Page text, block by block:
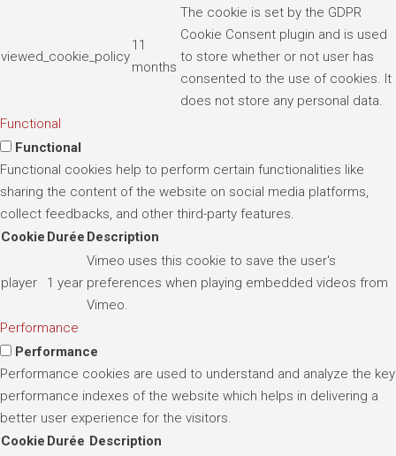
viewed_cookie_policy
11
months
The cookie is set by the GDPR
Cookie Consent plugin and is used
to store whether or not user has
consented to the use of cookies. It
does not store any personal data.
Functional
Functional
Functional cookies help to perform certain functionalities like
sharing the content of the website on social media platforms,
collect feedbacks, and other third-party features.
Cookie Durée Description
player 1 year
Vimeo uses this cookie to save the user's
preferences when playing embedded videos from
Vimeo.
Performance
Performance
Performance cookies are used to understand and analyze the key
performance indexes of the website which helps in delivering a
better user experience for the visitors.
Cookie Durée Description